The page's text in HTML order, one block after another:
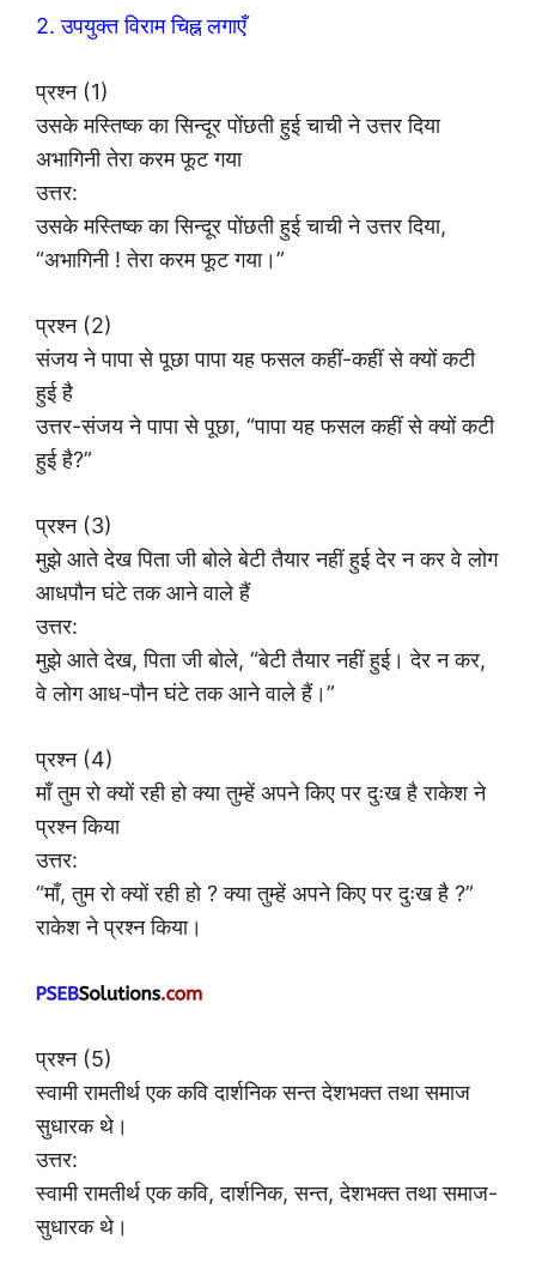
2. उपयुक्त विराम चिह्न लगाएँ
प्रश्न (1)
उसके मस्तिष्क का सिन्दूर पोंछती हुई चाची ने उत्तर दिया
अभागिनी तेरा करम फूट गया
उत्तर:
उसके मस्तिष्क का सिन्दूर पोंछती हुई चाची ने उत्तर दिया,
“अभागिनी ! तेरा करम फूट गया।”
प्रश्न (2)
संजय ने पापा से पूछा पापा यह फसल कहीं-कहीं से क्यों कटी
हुई है
उत्तर-संजय ने पापा से पूछा, “पापा यह फसल कहीं से क्यों कटी
हुई है?”
प्रश्न (3)
मुझे आते देख पिता जी बोले बेटी तैयार नहीं हुई देर न कर वे लोग
आधपौन घंटे तक आने वाले हैं
उत्तर:
मुझे आते देख, पिता जी बोले, “बेटी तैयार नहीं हुई। देर न कर,
वे लोग आध-पौन घंटे तक आने वाले हैं।”
प्रश्न (4)
माँ तुम रो क्यों रही हो क्या तुम्हें अपने किए पर दुःख है राकेश ने
प्रश्न किया
उत्तर:
“माँ, तुम रो क्यों रही हो ? क्या तुम्हें अपने किए पर दुःख है ?”
राकेश ने प्रश्न किया।
प्रश्न (5)
स्वामी रामतीर्थ एक कवि दार्शनिक सन्त देशभक्त तथा समाज
सुधारक थे।
उत्तर:
स्वामी रामतीर्थ एक कवि, दार्शनिक, सन्त, देशभक्त तथा समाज-
सुधारक थे।